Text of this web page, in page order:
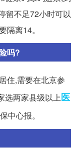
留不足72小时可以
隔离14。
吗?
住,需要在北京参
选两家县级以上医
中心报。